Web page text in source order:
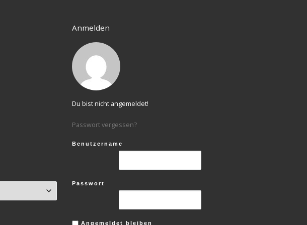
Anmelden
Du bist nicht angemeldet!
Passwort vergessen?
Benutzername
Passwort
Angemeldet bleiben